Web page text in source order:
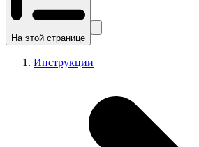
На этой странице
Инструкции